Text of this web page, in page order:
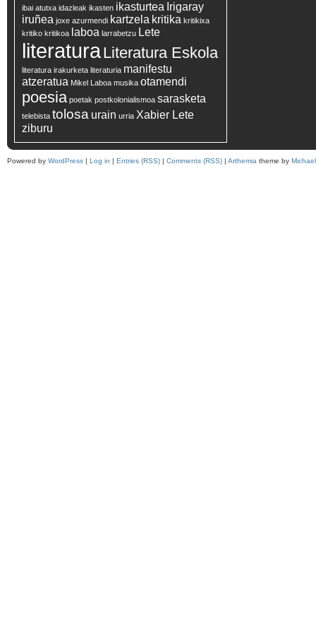
ibai atutxa idazleak ikasten ikasturtea Irigaray
iruñea joxe azurmendi kartzela kritika kritikixa
kritiko kritikoa laboa larrabetzu Lete
literaturaLiteratura Eskola
literatura irakurketa literaturia manifestu
atzeratua Mikel Laboa musika otamendi
poesia poetak postkolonialismoa sarasketa
telebista tolosa urain urria Xabier Lete
ziburu
Powered by WordPress | Log in | Entries (RSS) | Comments (RSS) | Arthemia theme by